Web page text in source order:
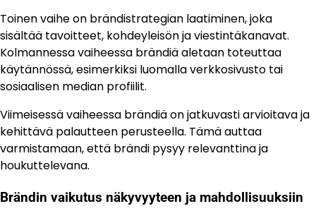
Toinen vaihe on brändistrategian laatiminen, joka
sisältää tavoitteet, kohdeyleisön ja viestintäkanavat.
Kolmannessa vaiheessa brändiä aletaan toteuttaa
käytännössä, esimerkiksi luomalla verkkosivusto tai
sosiaalisen median profiilit.
Viimeisessä vaiheessa brändiä on jatkuvasti arvioitava ja
kehittävä palautteen perusteella. Tämä auttaa
varmistamaan, että brändi pysyy relevanttina ja
houkuttelevana.
Brändin vaikutus näkyvyyteen ja mahdollisuuksiin